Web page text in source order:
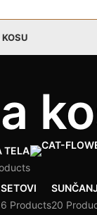
TELA
SETOVI
6 Products20